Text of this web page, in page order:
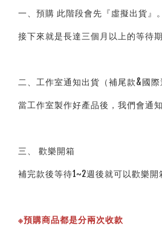
一、預購 此階段會先『虛擬出貨』。
接下來就是長達三個月以上的等待期
二、工作室通知出貨（補尾款&國際
當工作室製作好產品後，我們會通
三、 歡樂開箱
補完款後等待1~2週後就可以歡樂開
※預購商品都是分兩次收款